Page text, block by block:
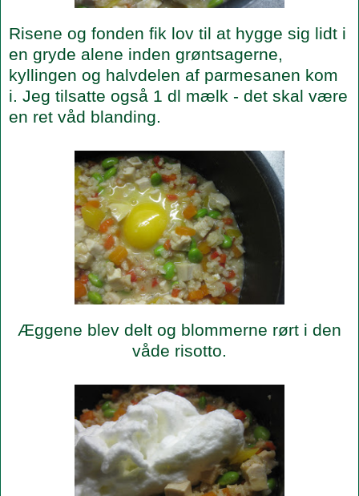
Risene og fonden fik lov til at hygge sig lidt i
en gryde alene inden grøntsagerne,
kyllingen og halvdelen af parmesanen kom
i. Jeg tilsatte også 1 dl mælk - det skal være
en ret våd blanding.
Æggene blev delt og blommerne rørt i den
våde risotto.